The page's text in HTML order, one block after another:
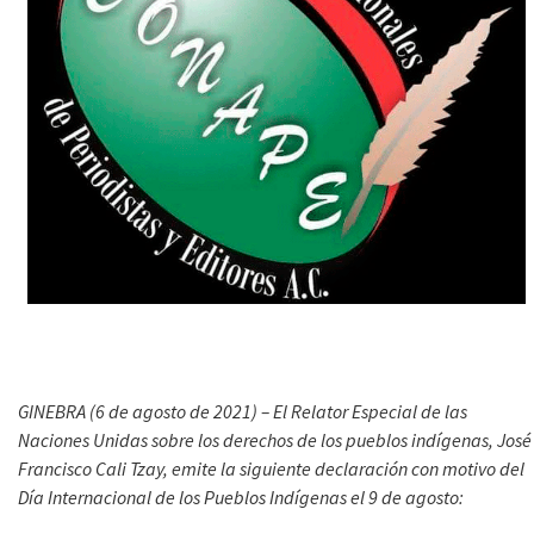
GINEBRA (6 de agosto de 2021) – El Relator Especial de las
Naciones Unidas sobre los derechos de los pueblos indígenas, José
Francisco Cali Tzay, emite la siguiente declaración con motivo del
Día Internacional de los Pueblos Indígenas el 9 de agosto: